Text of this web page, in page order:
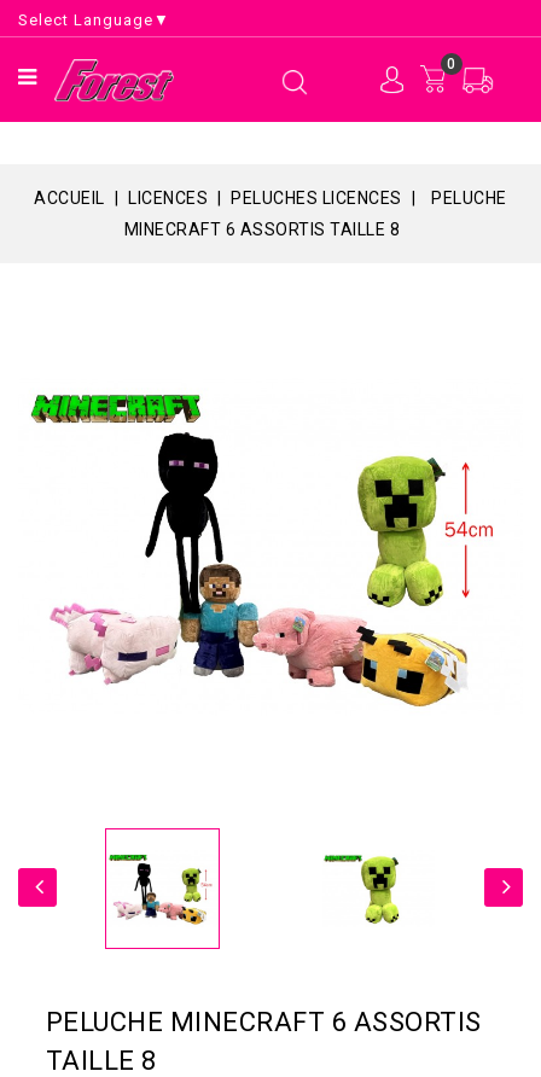
Select Language ▼
0
ACCUEIL LICENCES PELUCHES LICENCES
PELUCHE
MINECRAFT 6 ASSORTIS TAILLE 8
PELUCHE MINECRAFT 6 ASSORTIS
TAILLE 8